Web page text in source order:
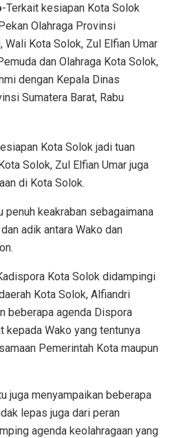
-Terkait kesiapan Kota Solok
Olahraga Provinsi
Kota Solok, Zul Elfian Umar
dan Olahraga Kota Solok,
dengan Kepala Dinas
Sumatera Barat, Rabu
Kota Solok jadi tuan
Solok, Zul Elfian Umar juga
di Kota Solok.
keakraban sebagaimana
adik antara Wako dan
Kota Solok didampingi
Kota Solok, Alfiandri
beberapa agenda Dispora
kepada Wako yang tentunya
Pemerintah Kota maupun
juga menyampaikan beberapa
lepas juga dari peran
agenda keolahragaan yang